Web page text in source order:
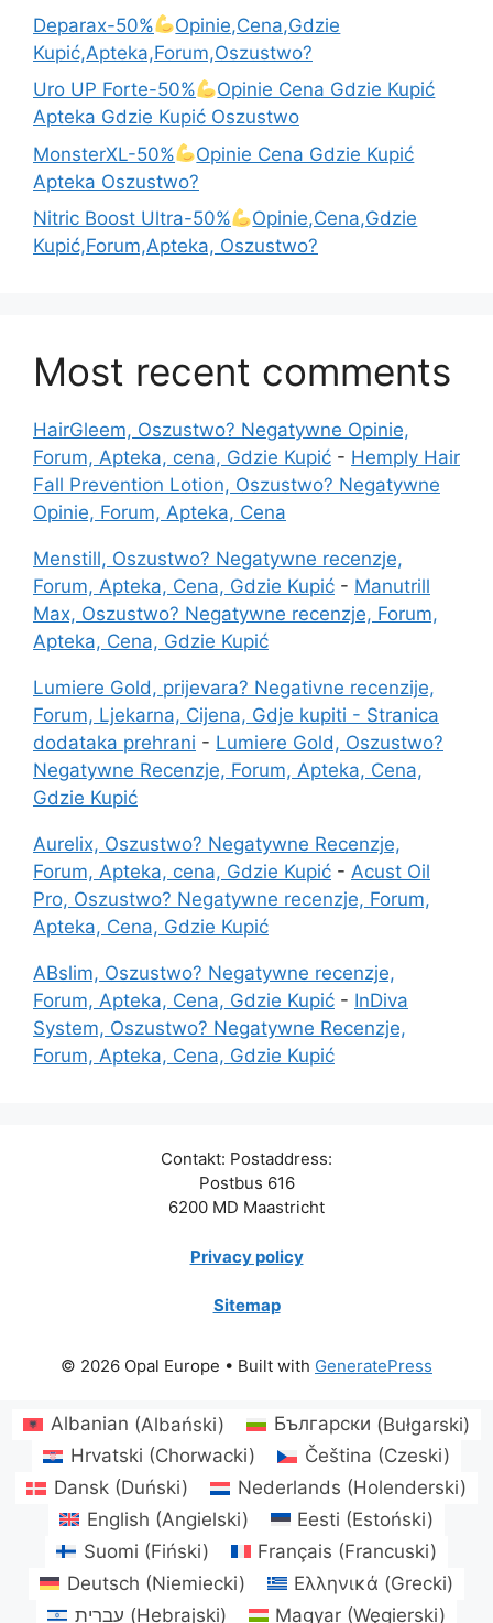
Deparax-50%
Opinie,Cena,Gdzie
Kupić,Apteka,Forum,Oszustwo?
Uro UP Forte-50%
Opinie Cena Gdzie Kupić
Apteka Gdzie Kupić Oszustwo
MonsterXL-50%
Opinie Cena Gdzie Kupić
Apteka Oszustwo?
Nitric Boost Ultra-50%
Opinie,Cena,Gdzie
Kupić,Forum,Apteka, Oszustwo?
Most recent comments
HairGleem, Oszustwo? Negatywne Opinie,
Forum, Apteka, cena, Gdzie Kupić - Hemply Hair
Fall Prevention Lotion, Oszustwo? Negatywne
Opinie, Forum, Apteka, Cena
Menstill, Oszustwo? Negatywne recenzje,
Forum, Apteka, Cena, Gdzie Kupić - Manutrill
Max, Oszustwo? Negatywne recenzje, Forum,
Apteka, Cena, Gdzie Kupić
Lumiere Gold, prijevara? Negativne recenzije,
Forum, Ljekarna, Cijena, Gdje kupiti - Stranica
dodataka prehrani - Lumiere Gold, Oszustwo?
Negatywne Recenzje, Forum, Apteka, Cena,
Gdzie Kupić
Aurelix, Oszustwo? Negatywne Recenzje,
Forum, Apteka, cena, Gdzie Kupić - Acust Oil
Pro, Oszustwo? Negatywne recenzje, Forum,
Apteka, Cena, Gdzie Kupić
ABslim, Oszustwo? Negatywne recenzje,
Forum, Apteka, Cena, Gdzie Kupić - InDiva
System, Oszustwo? Negatywne Recenzje,
Forum, Apteka, Cena, Gdzie Kupić
Contakt: Postaddress:
Postbus 616
6200 MD Maastricht
Privacy policy
Sitemap
© 2026 Opal Europe • Built with GeneratePress
Albanian (Albański) Български (Bułgarski)
Hrvatski (Chorwacki) Čeština (Czeski)
Dansk (Duński) Nederlands (Holenderski)
English (Angielski) Eesti (Estoński)
Suomi (Fiński) Français (Francuski)
Deutsch (Niemiecki) Ελληνικά (Grecki)
עברית (Hebrajski) Magyar (Węgierski)